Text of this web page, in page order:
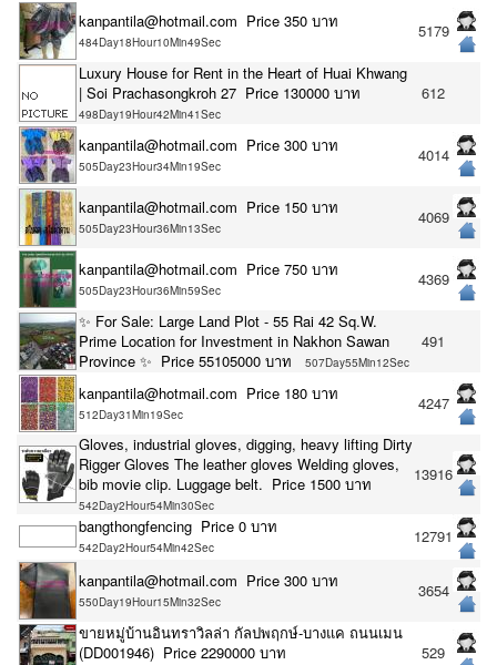
kanpantila@hotmail.com Price 350 บาท
484Day18Hour10Min49Sec
5179
Luxury House for Rent in the Heart of Huai Khwang
| Soi Prachasongkroh 27 Price 130000 บาท
498Day19Hour42Min41Sec
612
kanpantila@hotmail.com Price 300 บาท
505Day23Hour34Min19Sec
4014
kanpantila@hotmail.com Price 150 บาท
505Day23Hour36Min13Sec
4069
kanpantila@hotmail.com Price 750 บาท
505Day23Hour36Min59Sec
4369
✨ For Sale: Large Land Plot - 55 Rai 42 Sq.W.
Prime Location for Investment in Nakhon Sawan
Province ✨ Price 55105000 บาท
507Day55Min12Sec
491
kanpantila@hotmail.com Price 180 บาท
512Day31Min19Sec
4247
Gloves, industrial gloves, digging, heavy lifting Dirty
Rigger Gloves The leather gloves Welding gloves,
bib movie clip. Luggage belt. Price 1500 บาท
542Day2Hour54Min30Sec
13916
bangthongfencing Price 0 บาท
542Day2Hour54Min42Sec
12791
kanpantila@hotmail.com Price 300 บาท
550Day19Hour15Min32Sec
3654
ขายหมู่บ้านอินทราวิลล่า กัลปพฤกษ์-บางแค ถนนเมน
(DD001946) Price 2290000 บาท
529